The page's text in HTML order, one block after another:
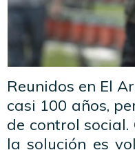
Reunidos en El
casi 100 años,
de control social.
la solución es